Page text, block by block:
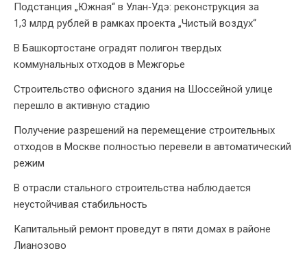
Подстанция „Южная“ в Улан‑Удэ: реконструкция за
1,3 млрд рублей в рамках проекта „Чистый воздух“
В Башкортостане оградят полигон твердых
коммунальных отходов в Межгорье
Строительство офисного здания на Шоссейной улице
перешло в активную стадию
Получение разрешений на перемещение строительных
отходов в Москве полностью перевели в автоматический
режим
В отрасли стального строительства наблюдается
неустойчивая стабильность
Капитальный ремонт проведут в пяти домах в районе
Лианозово